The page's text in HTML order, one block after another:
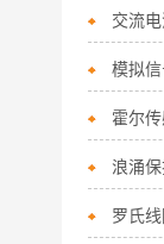
交流
模拟
霍尔
浪涌
罗氏